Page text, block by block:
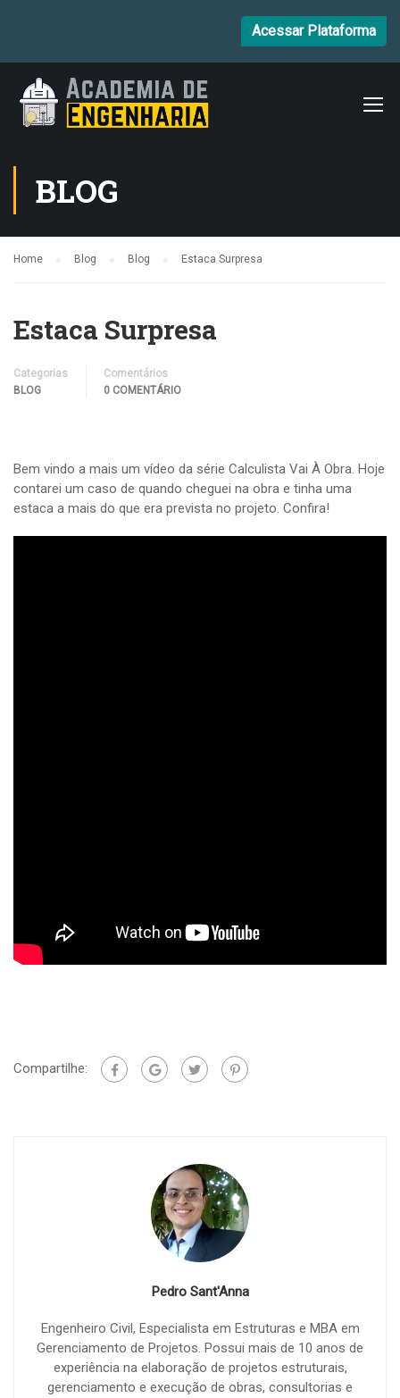
Acessar Plataforma
BLOG
Home Blog Blog Estaca Surpresa
Estaca Surpresa
Categorias
BLOG
Comentários
0 COMENTÁRIO
Bem vindo a mais um vídeo da série Calculista Vai À Obra. Hoje
contarei um caso de quando cheguei na obra e tinha uma
estaca a mais do que era prevista no projeto. Confira!
Compartilhe:
Pedro Sant'Anna
Engenheiro Civil, Especialista em Estruturas e MBA em
Gerenciamento de Projetos. Possui mais de 10 anos de
experiência na elaboração de projetos estruturais,
gerenciamento e execução de obras, consultorias e